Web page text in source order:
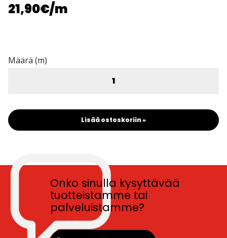
21,90€/m
Määrä (m)
Lisää ostoskoriin »
Onko sinulla kysyttävää
tuotteistamme tai
palveluistamme?